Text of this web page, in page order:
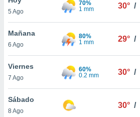
y
en
más
de
5 Ago
70%
1 mm
30° /
Mañana
6 Ago
80%
1 mm
29° /
Viernes
7 Ago
60%
0.2 mm
30° /
Sábado
8 Ago
30° /